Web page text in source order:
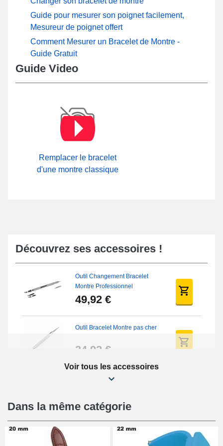
Guide pour mesurer son poignet facilement,
Mesureur de poignet offert
Comment Mesurer un Bracelet de Montre -
Guide Gratuit
Guide Video
Remplacer le bracelet
d'une montre classique
Découvrez ses accessoires !
Outil Changement Bracelet
Montre Professionnel
49,92 €
Outil Bracelet Montre pas cher
34,92 €
Kit Réparation Montre Débutant
16,90 €
Pied à Coulisse Numérique
Voir tous les accessoires
Dans la même catégorie